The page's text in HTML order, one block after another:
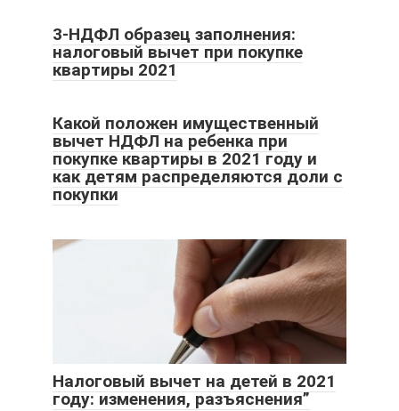
3-НДФЛ образец заполнения:
налоговый вычет при покупке
квартиры 2021
Какой положен имущественный
вычет НДФЛ на ребенка при
покупке квартиры в 2021 году и
как детям распределяются доли с
покупки
Налоговый вычет на детей в 2021
году: изменения, разъяснения”